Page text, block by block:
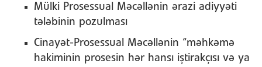
Mülki Prosessual Məcəllənin ərazi adiyyəti
tələbinin pozulması
Cinayət-Prosessual Məcəllənin “məhkəmə
hakiminin prosesin hər hansı iştirakçısı və ya